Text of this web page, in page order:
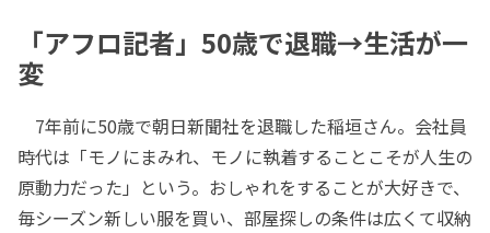
「アフロ記者」50歳で退職→生活が一
変
7年前に50歳で朝日新聞社を退職した稲垣さん。会社員
時代は「モノにまみれ、モノに執着することこそが人生の
原動力だった」という。おしゃれをすることが大好きで、
毎シーズン新しい服を買い、部屋探しの条件は広くて収納